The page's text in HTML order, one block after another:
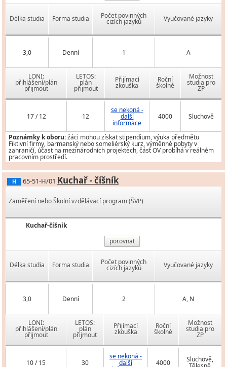
Délka studia Forma studia Počet povinných
cizích jazyků Vyučované jazyky
3,0 Denní 1 A
LONI:
přihlášení/plán
přijmout
LETOS:
plán
přijmout
Přijímací
zkouška
Roční
školné
Možnost
studia pro
ZP
17 / 12 12
se nekoná -
další
informace
4000 Sluchově
Poznámky k oboru:žáci mohou získat stipendium, výuka předmětu
Fiktivní firmy, barmanský nebo someliérský kurz, výměnné pobyty v
zahraničí, účast na mezinárodních projektech, část OV probíhá v reálném
pracovním prostředí.
H 65-51-H/01 Kuchař - číšník
Zaměření nebo Školní vzdělávací program (ŠVP)
Kuchař-číšník
porovnat
Délka studia Forma studia Počet povinných
cizích jazyků Vyučované jazyky
3,0 Denní 2 A, N
LONI:
přihlášení/plán
přijmout
LETOS:
plán
přijmout
Přijímací
zkouška
Roční
školné
Možnost
studia pro
ZP
10 / 15 30
se nekoná -
další 4000 Sluchově,